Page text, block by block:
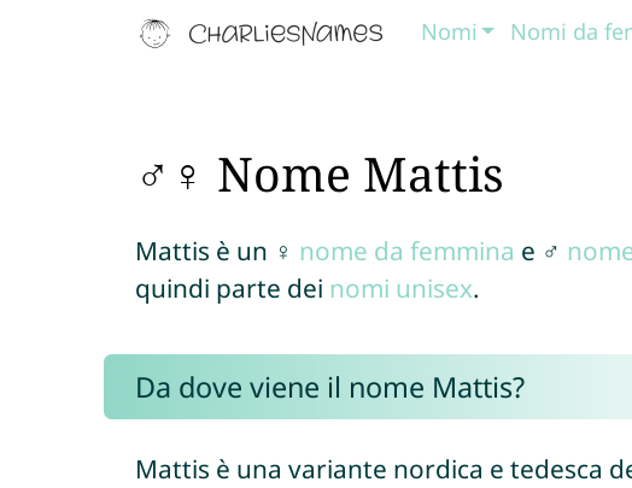
Nomi Nomi da
♂♀ Nome Mattis
Mattis è un ♀ nome da femmina e ♂
quindi parte dei nomi unisex.
Da dove viene il nome Mattis?
Mattis è una variante nordica e tedesca